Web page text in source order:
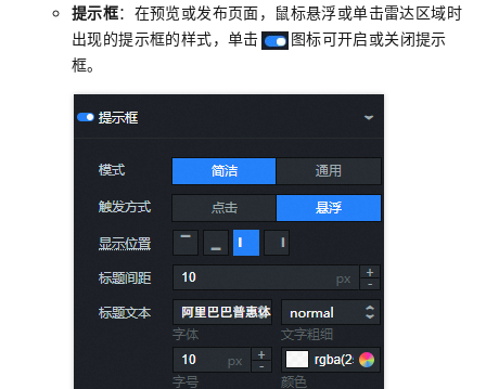
提示框：在预览或发布页面，鼠标悬浮或单击雷达区域时
出现的提示框的样式，单击
图标可开启或关闭提示
框。